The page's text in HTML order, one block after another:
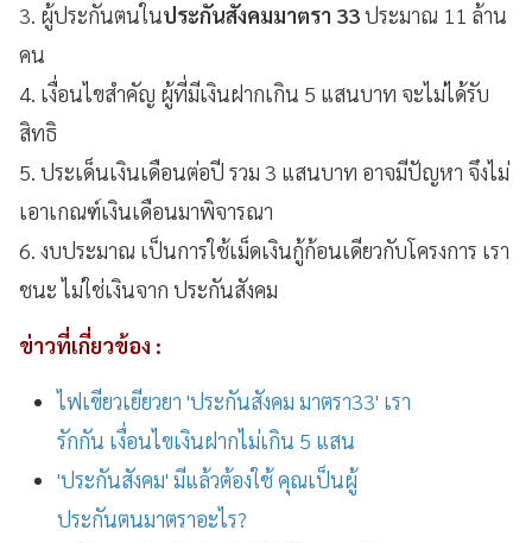
3. ผู้ประกันตนในประกันสังคมมาตรา 33ประมาณ 11 ล้าน
คน
4. เงื่อนไขสำคัญ ผู้ที่มีเงินฝากเกิน 5 แสนบาท จะไม่ได้รับ
สิทธิ
5. ประเด็นเงินเดือนต่อปี รวม 3 แสนบาท อาจมีปัญหา จึงไม่
เอาเกณฑ์เงินเดือนมาพิจารณา
6. งบประมาณ เป็นการใช้เม็ดเงินกู้ก้อนเดียวกับโครงการ เรา
ชนะ ไม่ใช่เงินจาก ประกันสังคม
ข่าวที่เกี่ยวข้อง :
ไฟเขียวเยียวยา 'ประกันสังคม มาตรา33' เรา
รักกัน เงื่อนไขเงินฝากไม่เกิน 5 แสน
'ประกันสังคม' มีแล้วต้องใช้ คุณเป็นผู้
ประกันตนมาตราอะไร?